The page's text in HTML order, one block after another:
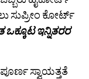
ಸುಪ್ರೀಂ ಕೋರ್ಟ್‌
ಇನ್ನಿತರರ
ಸ್ವಾಯತ್ತತೆ